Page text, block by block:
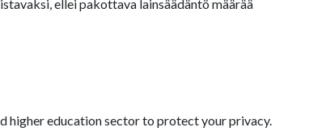
ellei pakottava lainsäädäntö määrää
higher education sector to protect your privacy.